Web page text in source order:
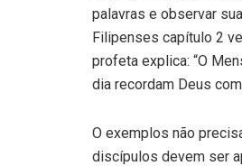
palavras e observar
Filipenses capítulo 2
profeta explica: “O
dia recordam Deus
O exemplos não
discípulos devem ser